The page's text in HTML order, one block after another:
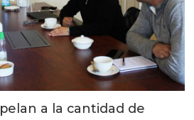
a la cantidad de